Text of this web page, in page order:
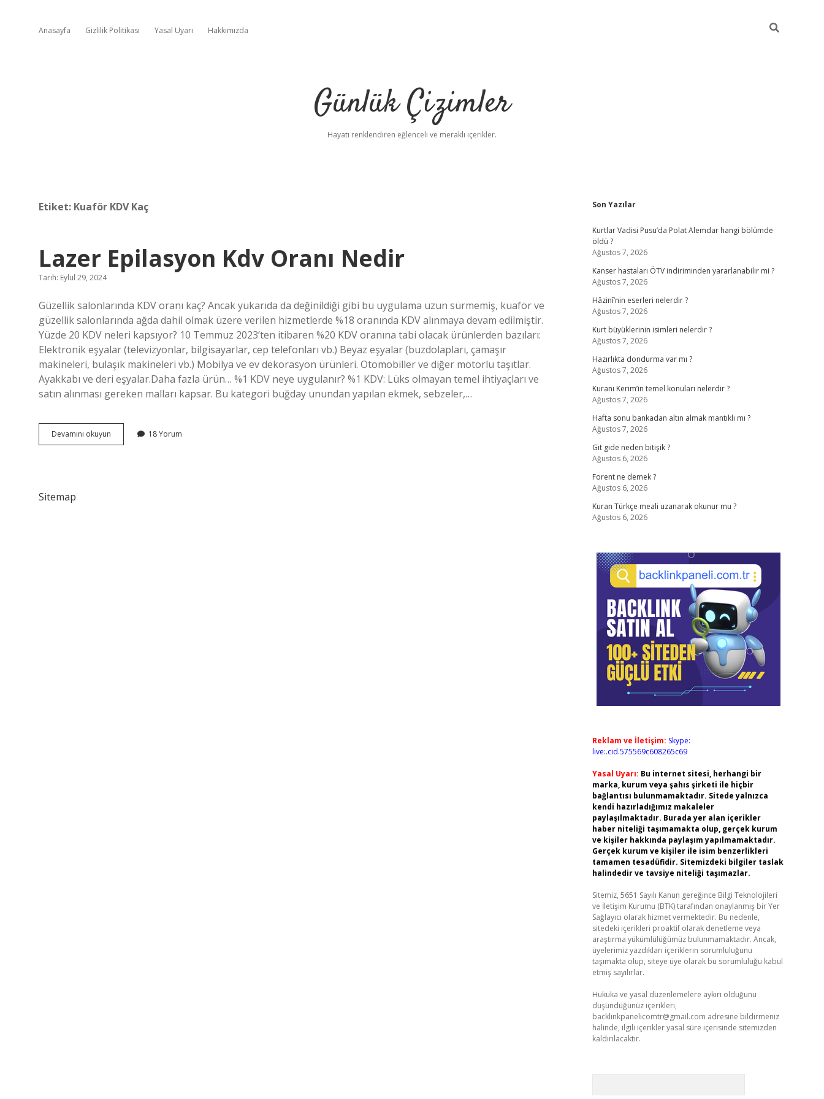
Anasayfa Gizlilik Politikası Yasal Uyarı Hakkımızda
Günlük Çizimler
Hayatı renklendiren eğlenceli ve meraklı içerikler.
Etiket: Kuaför KDV Kaç
Lazer Epilasyon Kdv Oranı Nedir
Tarih: Eylül 29, 2024
Güzellik salonlarında KDV oranı kaç? Ancak yukarıda da değinildiği gibi bu uygulama uzun sürmemiş, kuaför ve
güzellik salonlarında ağda dahil olmak üzere verilen hizmetlerde %18 oranında KDV alınmaya devam edilmiştir.
Yüzde 20 KDV neleri kapsıyor? 10 Temmuz 2023’ten itibaren %20 KDV oranına tabi olacak ürünlerden bazıları:
Elektronik eşyalar (televizyonlar, bilgisayarlar, cep telefonları vb.) Beyaz eşyalar (buzdolapları, çamaşır
makineleri, bulaşık makineleri vb.) Mobilya ve ev dekorasyon ürünleri. Otomobiller ve diğer motorlu taşıtlar.
Ayakkabı ve deri eşyalar.Daha fazla ürün… %1 KDV neye uygulanır? %1 KDV: Lüks olmayan temel ihtiyaçları ve
satın alınması gereken malları kapsar. Bu kategori buğday unundan yapılan ekmek, sebzeler,…
Devamını okuyun
Epilasyon
18 Yorum
Sitemap
Sidebar
Son Yazılar
Kurtlar Vadisi Pusu’da Polat Alemdar hangi bölümde
öldü ?
Ağustos 7, 2026
Kanser hastaları ÖTV indiriminden yararlanabilir mi ?
Ağustos 7, 2026
Hâzinî’nin eserleri nelerdir ?
Ağustos 7, 2026
Kurt büyüklerinin isimleri nelerdir ?
Ağustos 7, 2026
Hazırlıkta dondurma var mı ?
Ağustos 7, 2026
Kuranı Kerim’in temel konuları nelerdir ?
Ağustos 7, 2026
Hafta sonu bankadan altın almak mantıklı mı ?
Ağustos 7, 2026
Git gide neden bitişik ?
Ağustos 6, 2026
Forent ne demek ?
Ağustos 6, 2026
Kuran Türkçe meali uzanarak okunur mu ?
Ağustos 6, 2026
Reklam ve İletişim: Skype:
live:.cid.575569c608265c69
Yasal Uyarı: Bu internet sitesi, herhangi bir
marka, kurum veya şahıs şirketi ile hiçbir
bağlantısı bulunmamaktadır. Sitede yalnızca
kendi hazırladığımız makaleler
paylaşılmaktadır. Burada yer alan içerikler
haber niteliği taşımamakta olup, gerçek kurum
ve kişiler hakkında paylaşım yapılmamaktadır.
Gerçek kurum ve kişiler ile isim benzerlikleri
tamamen tesadüfidir. Sitemizdeki bilgiler taslak
halindedir ve tavsiye niteliği taşımazlar.
Sitemiz, 5651 Sayılı Kanun gereğince Bilgi Teknolojileri
ve İletişim Kurumu (BTK) tarafından onaylanmış bir Yer
Sağlayıcı olarak hizmet vermektedir. Bu nedenle,
sitedeki içerikleri proaktif olarak denetleme veya
araştırma yükümlülüğümüz bulunmamaktadır. Ancak,
üyelerimiz yazdıkları içeriklerin sorumluluğunu
taşımakta olup, siteye üye olarak bu sorumluluğu kabul
etmiş sayılırlar.
Hukuka ve yasal düzenlemelere aykırı olduğunu
düşündüğünüz içerikleri,
backlinkpanelicomtr@gmail.com adresine bildirmeniz
halinde, ilgili içerikler yasal süre içerisinde sitemizden
kaldırılacaktır.
elexbet yeni giriş